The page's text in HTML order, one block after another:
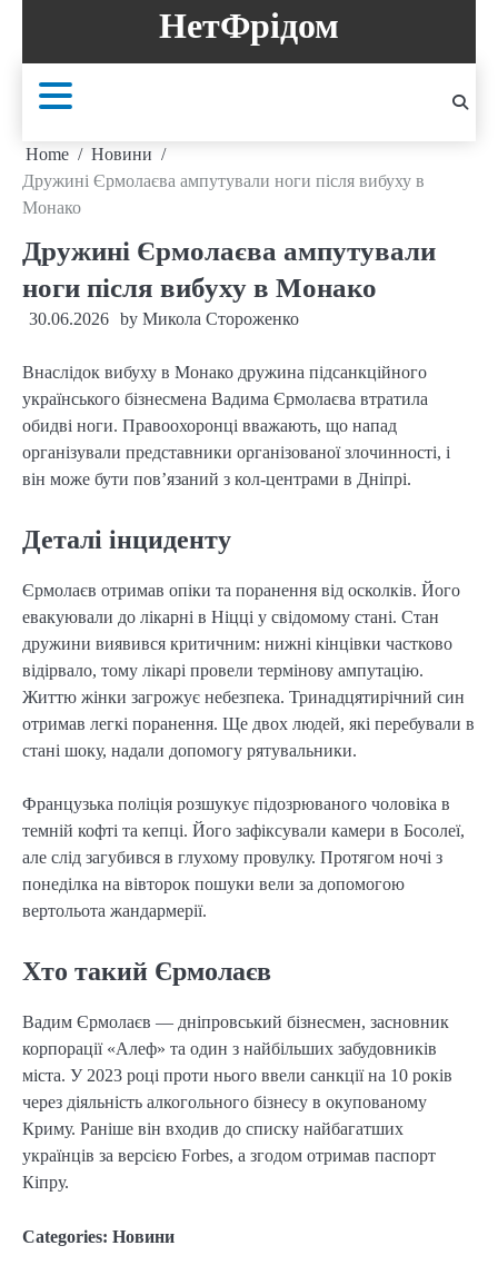
content
НетФрідом
Home
Новини
Дружині Єрмолаєва ампутували ноги після вибуху в
Монако
Дружині Єрмолаєва ампутували
ноги після вибуху в Монако
30.06.2026 by Микола Стороженко
Внаслідок вибуху в Монако дружина підсанкційного
українського бізнесмена Вадима Єрмолаєва втратила
обидві ноги. Правоохоронці вважають, що напад
організували представники організованої злочинності, і
він може бути пов’язаний з кол-центрами в Дніпрі.
Деталі інциденту
Єрмолаєв отримав опіки та поранення від осколків. Його
евакуювали до лікарні в Ніцці у свідомому стані. Стан
дружини виявився критичним: нижні кінцівки частково
відірвало, тому лікарі провели термінову ампутацію.
Життю жінки загрожує небезпека. Тринадцятирічний син
отримав легкі поранення. Ще двох людей, які перебували в
стані шоку, надали допомогу рятувальники.
Французька поліція розшукує підозрюваного чоловіка в
темній кофті та кепці. Його зафіксували камери в Босолеї,
але слід загубився в глухому провулку. Протягом ночі з
понеділка на вівторок пошуки вели за допомогою
вертольота жандармерії.
Хто такий Єрмолаєв
Вадим Єрмолаєв — дніпровський бізнесмен, засновник
корпорації «Алеф» та один з найбільших забудовників
міста. У 2023 році проти нього ввели санкції на 10 років
через діяльність алкогольного бізнесу в окупованому
Криму. Раніше він входив до списку найбагатших
українців за версією Forbes, а згодом отримав паспорт
Кіпру.
Categories: Новини